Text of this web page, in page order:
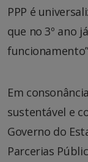
PPP é
que no 3º ano
Em
sustentável e
Governo do
Parcerias